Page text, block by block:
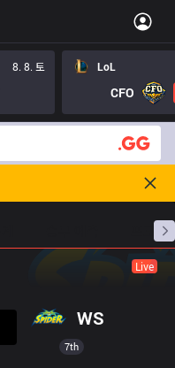
8. 8. 토
LoL
CFO
프로빌
Live
WS
7th